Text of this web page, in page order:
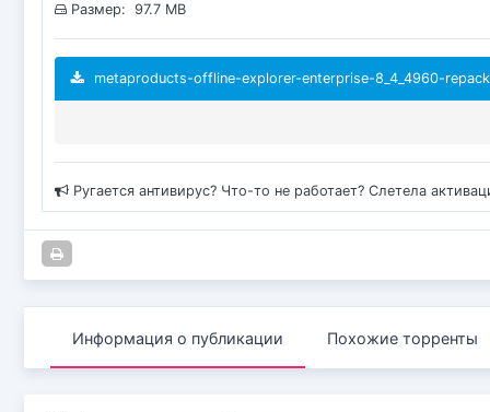
Размер: 97.7 MB
metaproducts-offline-explorer-enterprise-8_4_4960-
Ругается антивирус? Что-то не работает? Слетела
Информация о публикации Похожие торренты